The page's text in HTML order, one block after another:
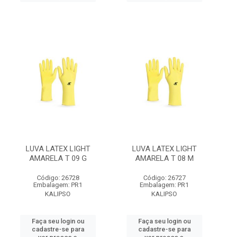
LUVA LATEX LIGHT
AMARELA T 09 G
Código: 26728
Embalagem: PR1
KALIPSO
Faça seu login ou
cadastre-se para
LUVA LATEX LIGHT
AMARELA T 08 M
Código: 26727
Embalagem: PR1
KALIPSO
Faça seu login ou
cadastre-se para